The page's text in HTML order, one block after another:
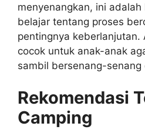
menyenangkan, ini
belajar tentang proses
pentingnya keberlanjutan.
cocok untuk anak-anak
sambil bersenang-
Rekomendasi
Camping